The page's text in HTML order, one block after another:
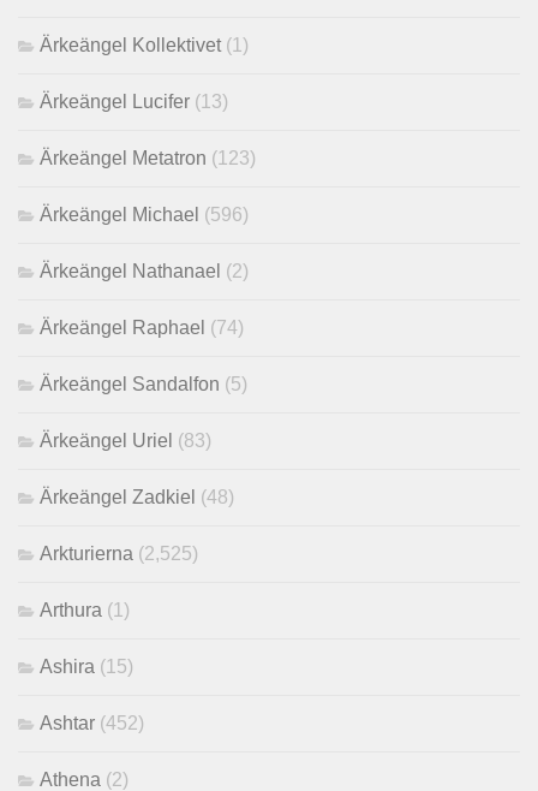
Ärkeängel Kollektivet (1)
Ärkeängel Lucifer (13)
Ärkeängel Metatron (123)
Ärkeängel Michael (596)
Ärkeängel Nathanael (2)
Ärkeängel Raphael (74)
Ärkeängel Sandalfon (5)
Ärkeängel Uriel (83)
Ärkeängel Zadkiel (48)
Arkturierna (2,525)
Arthura (1)
Ashira (15)
Ashtar (452)
Athena (2)